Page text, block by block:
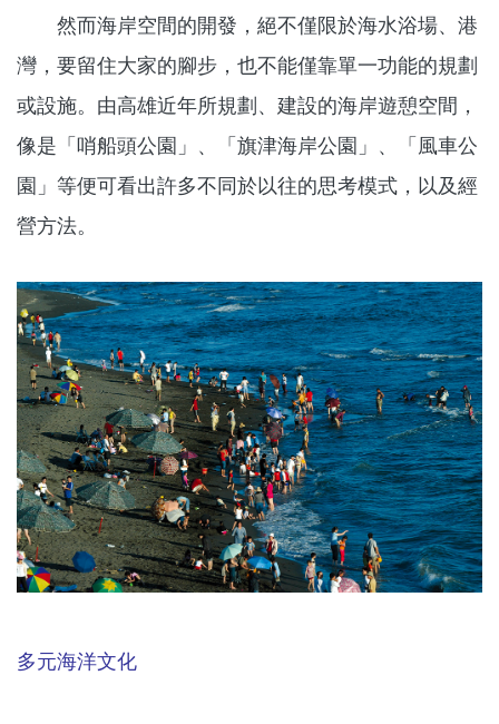
然而海岸空間的開發，絕不僅限於海水浴場、港
灣，要留住大家的腳步，也不能僅靠單一功能的規劃
或設施。由高雄近年所規劃、建設的海岸遊憩空間，
像是「哨船頭公園」、「旗津海岸公園」、「風車公
園」等便可看出許多不同於以往的思考模式，以及經
營方法。
多元海洋文化